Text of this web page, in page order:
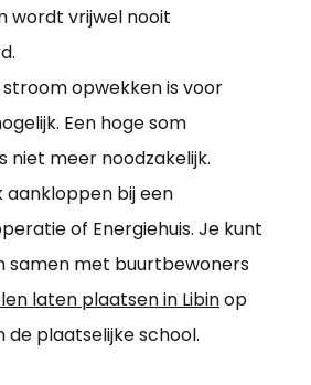
wordt vrijwel nooit
opwekken is voor
Een hoge som
niet meer noodzakelijk.
aankloppen bij een
of Energiehuis. Je kunt
samen met buurtbewoners
laten plaatsen in Libinop
de plaatselijke school.